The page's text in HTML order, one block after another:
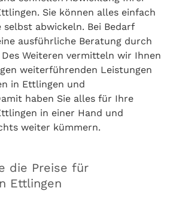
Sie können alles einfach
abwickeln. Bei Bedarf
ausführliche Beratung durch
Des Weiteren vermitteln wir Ihnen
weiterführenden Leistungen
in Ettlingen und
haben Sie alles für Ihre
in einer Hand und
weiter kümmern.
die Preise für
Ettlingen